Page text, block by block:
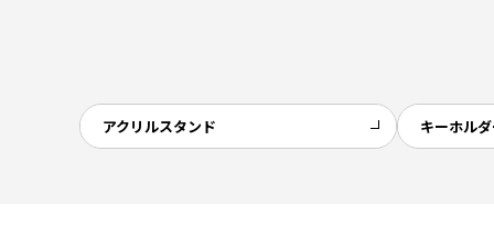
アクリルスタンド キーホル